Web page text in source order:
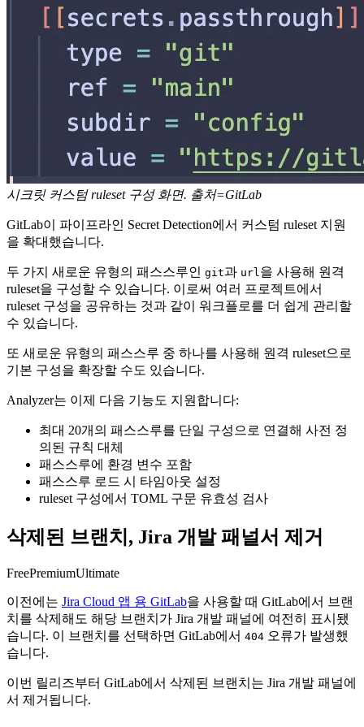
시크릿 커스텀 ruleset 구성 화면. 출처=GitLab
GitLab이 파이프라인 Secret Detection에서 커스텀 ruleset 지원
을 확대했습니다.
두 가지 새로운 유형의 패스스루인 git과 url을 사용해 원격
ruleset을 구성할 수 있습니다. 이로써 여러 프로젝트에서
ruleset 구성을 공유하는 것과 같이 워크플로를 더 쉽게 관리할
수 있습니다.
또 새로운 유형의 패스스루 중 하나를 사용해 원격 ruleset으로
기본 구성을 확장할 수도 있습니다.
Analyzer는 이제 다음 기능도 지원합니다:
최대 20개의 패스스루를 단일 구성으로 연결해 사전 정
의된 규칙 대체
패스스루에 환경 변수 포함
패스스루 로드 시 타임아웃 설정
ruleset 구성에서 TOML 구문 유효성 검사
삭제된 브랜치, Jira 개발 패널서 제거
FreePremiumUltimate
이전에는 Jira Cloud 앱 용 GitLab을 사용할 때 GitLab에서 브랜
치를 삭제해도 해당 브랜치가 Jira 개발 패널에 여전히 표시됐
습니다. 이 브랜치를 선택하면 GitLab에서 404 오류가 발생했
습니다.
이번 릴리즈부터 GitLab에서 삭제된 브랜치는 Jira 개발 패널에
서 제거됩니다.